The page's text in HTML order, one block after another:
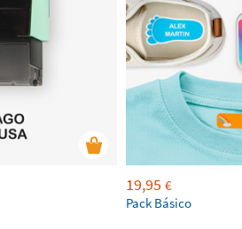
19,95 €
Pack Básico